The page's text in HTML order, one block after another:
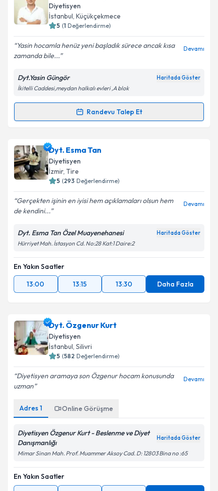
oluşturun. Size bu uzmandan randevu almanız için bir
takvim hazırlandığında e-posta ile bilgilendireceğiz.
Kişisel verilerimin işlenmesine ilişkin
Aydınlatma
Metni'ni okudum ve kişisel verilerimin belirtilen
kapsamda işlenmesini kabul ediyorum.
Diyetisyen
İstanbul, Küçükçekmece
5 (1 Değerlendirme)
Yasin hocamla henüz yeni başladık sürece ancak kısa
zamanda bile...
Devamı
Dyt.Yasin Güngör Haritada Göster
İkitelli Caddesi,meydan halkalı evleri ,A blok
Randevu Talep Et
Randevu Takvimi Talebi
Dyt. Yasin Güngöriçin randevu takvimi talebi
oluşturun. Size bu uzmandan randevu almanız için bir
takvim hazırlandığında e-posta ile bilgilendireceğiz.
Kişisel verilerimin işlenmesine ilişkin
Aydınlatma
Metni'ni okudum ve kişisel verilerimin belirtilen
kapsamda işlenmesini kabul ediyorum.
Takvim Talebini Gönder
Dyt. Esma Tan
Diyetisyen
İzmir, Tire
5 (293 Değerlendirme)
Gerçekten işinin en iyisi hem açıklamaları olsun hem
de kendini...
Devamı
Dyt. Esma Tan Özel Muayenehanesi Haritada Göster
Hürriyet Mah. İstasyon Cd. No:28 Kat:1 Daire:2
En Yakın Saatler
13:00
13:15 13:30 Daha Fazla
Dyt. Özgenur Kurt
Diyetisyen
İstanbul, Silivri
5 (582 Değerlendirme)
Diyetisyen aramaya son Özgenur hocam konusunda
uzman
Devamı
Adres 1 Online Görüşme
Diyetisyen Özgenur Kurt - Beslenme ve Diyet
Danışmanlığı
Haritada Göster
Mimar Sinan Mah. Prof. Muammer Aksoy Cad. D: 12803 Bina no :65
En Yakın Saatler